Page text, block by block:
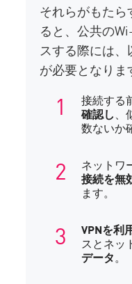
それらがもた
ると、公共の
スする際には
が必要となりま
接続する
確認し
数ないか
ネットワ
接続を無
ます。
VPNを利
スとネッ
データ。